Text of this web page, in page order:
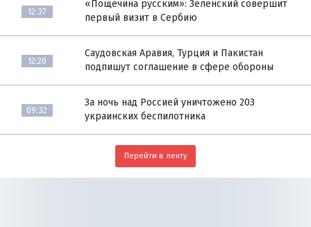
12:37
«Пощёчина русским»: Зеленский совершит
первый визит в Сербию
12:20
Саудовская Аравия, Турция и Пакистан
подпишут соглашение в сфере обороны
09:32
За ночь над Россией уничтожено 203
украинских беспилотника
Перейти в ленту